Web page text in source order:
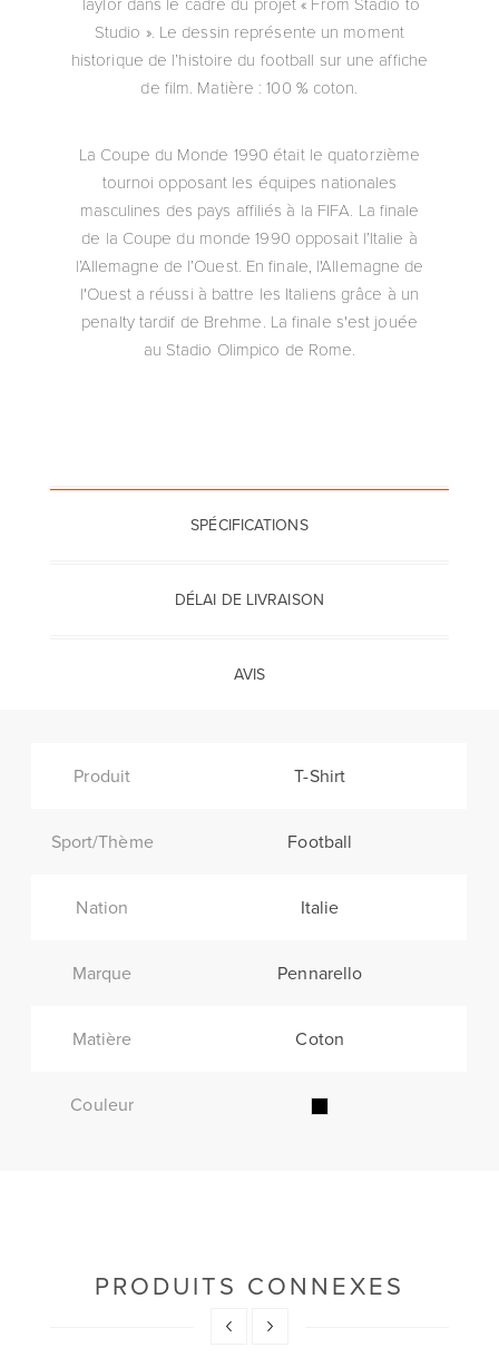
Studio ». Le dessin représente un moment
historique de l’histoire du football sur une affiche
de film. Matière : 100 % coton.
La Coupe du Monde 1990 était le quatorzième
tournoi opposant les équipes nationales
masculines des pays affiliés à la FIFA. La finale
de la Coupe du monde 1990 opposait l’Italie à
l’Allemagne de l’Ouest. En finale, l'Allemagne de
l'Ouest a réussi à battre les Italiens grâce à un
penalty tardif de Brehme. La finale s'est jouée
au Stadio Olimpico de Rome.
SPÉCIFICATIONS
DÉLAI DE LIVRAISON
AVIS
Produit T-Shirt
Sport/Thème Football
Nation Italie
Marque Pennarello
Matière Coton
Couleur
PRODUITS CONNEXES